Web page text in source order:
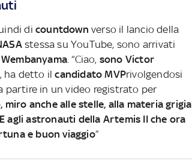
dicountdownverso il lancio della
stessa su YouTube, sono arrivati
Wembanyama. “Ciao, sono Victor
ha detto ilcandidato MVPrivolgendosi
partire in un video registrato per
anche alle stelle, alla materia grigia
agli astronauti della Artemis II che ora
e buon viaggio”